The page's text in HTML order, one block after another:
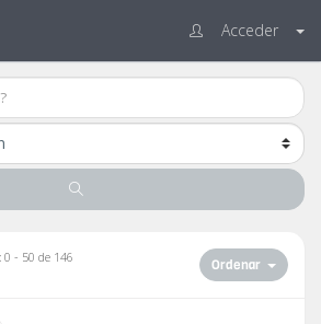
Acceder
0 - 50 de 146 Ordenar